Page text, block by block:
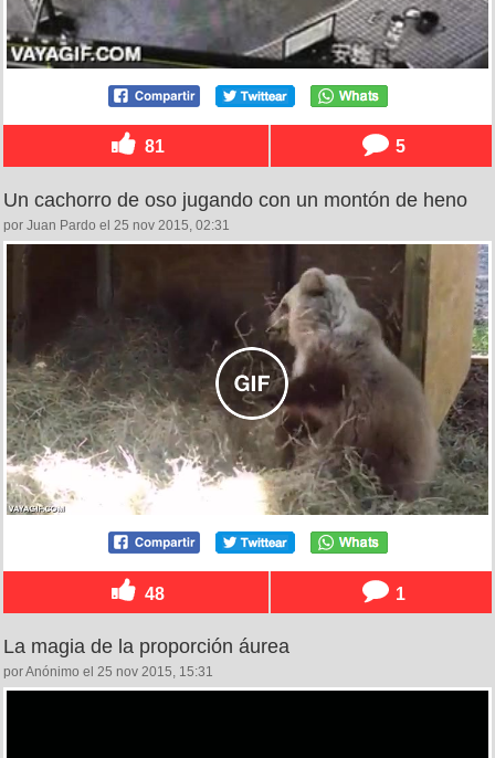
81 5
Un cachorro de oso jugando con un montón de heno
por Juan Pardo el 25 nov 2015, 02:31
48 1
La magia de la proporción áurea
por Anónimo el 25 nov 2015, 15:31